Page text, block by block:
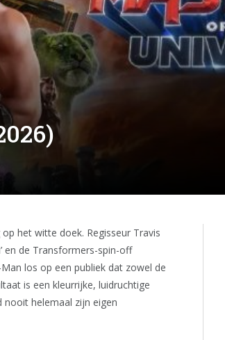
het witte doek. Regisseur Travis
en de Transformers-spin-off
los op een publiek dat zowel de
is een kleurrijke, luidruchtige
helemaal zijn eigen